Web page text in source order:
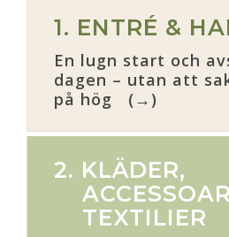
1. ENTRÉ &
En lugn start och
dagen – utan att
på hög (→)
2. KLÄDER,
TEXTILIER